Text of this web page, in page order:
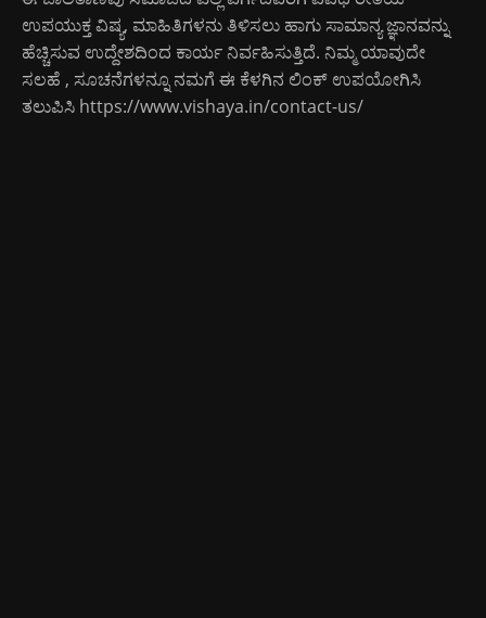
ಉಪಯುಕ್ತ ವಿಷ್ಯ, ಮಾಹಿತಿಗಳನು ತಿಳಿಸಲು ಹಾಗು ಸಾಮಾನ್ಯ ಜ್ಞಾನವನ್ನು
ಹೆಚ್ಚಿಸುವ ಉದ್ದೇಶದಿಂದ ಕಾರ್ಯ ನಿರ್ವಹಿಸುತ್ತಿದೆ. ನಿಮ್ಮ ಯಾವುದೇ
ಸಲಹೆ , ಸೂಚನೆಗಳನ್ನೂ ನಮಗೆ ಈ ಕೆಳಗಿನ ಲಿಂಕ್ ಉಪಯೋಗಿಸಿ
ತಲುಪಿಸಿ https://www.vishaya.in/contact-us/